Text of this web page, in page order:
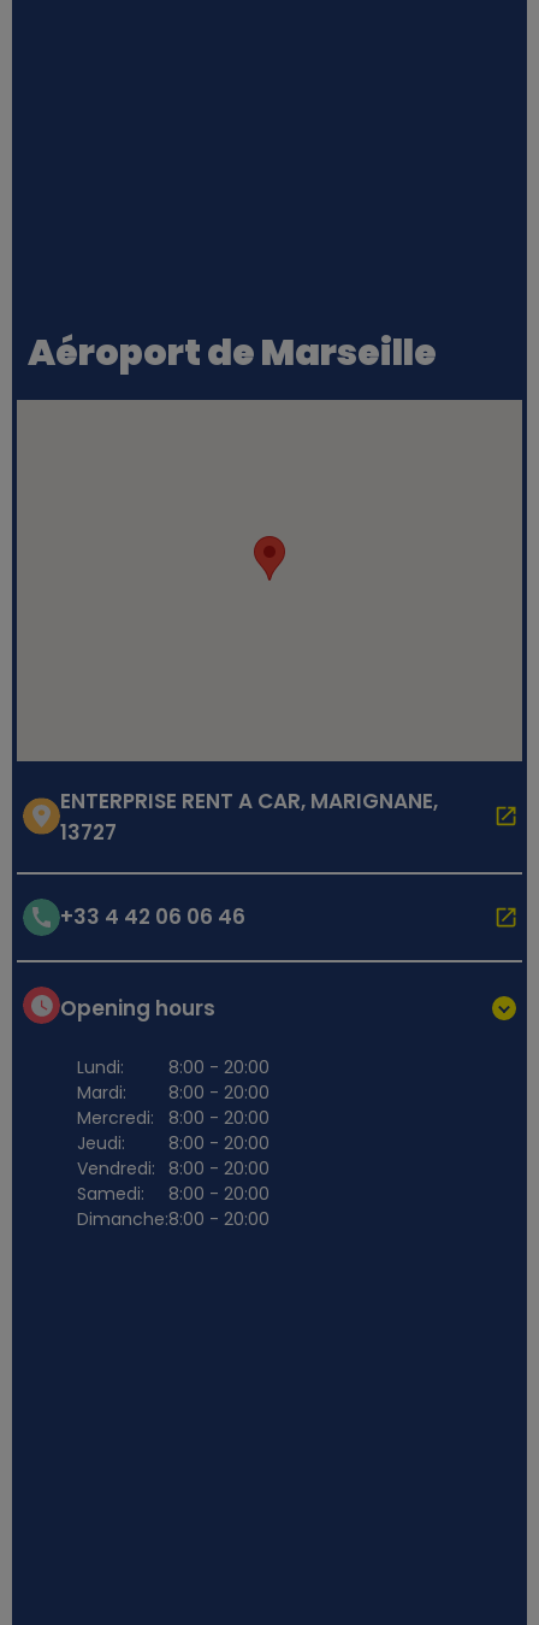
Aéroport de Marseille
ENTERPRISE RENT A CAR, MARIGNANE,
13727
+33 4 42 06 06 46
Opening hours
Lundi:
Mardi:
Mercredi:
Jeudi:
Vendredi:
Samedi:
Dimanche:
8:00 - 20:00
8:00 - 20:00
8:00 - 20:00
8:00 - 20:00
8:00 - 20:00
8:00 - 20:00
8:00 - 20:00